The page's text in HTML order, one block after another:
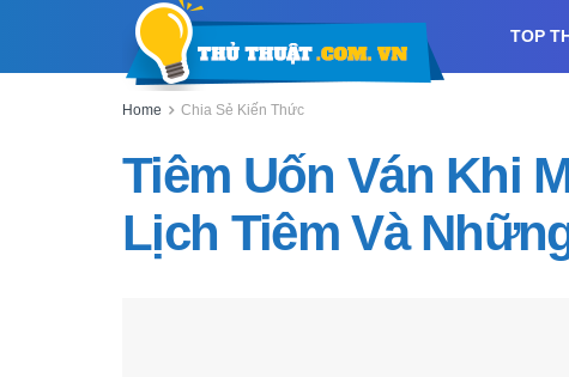
TOP
Home Chia Sẻ Kiến Thức
Tiêm Uốn Ván Khi
Lịch Tiêm Và